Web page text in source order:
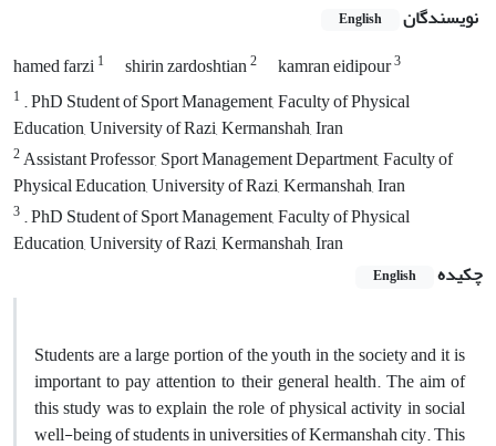
نویسندگان English
hamed farzi1 shirin zardoshtian2 kamran eidipour3
1 . PhD Student of Sport Management, Faculty of Physical
Education, University of Razi, Kermanshah, Iran
2Assistant Professor, Sport Management Department, Faculty of
Physical Education, University of Razi, Kermanshah, Iran
3. PhD Student of Sport Management, Faculty of Physical
Education, University of Razi, Kermanshah, Iran
چکیده
English
Students are a large portion of the youth in the society and it is
important to pay attention to their general health. The aim of
this study was to explain the role of physical activity in social
well-being of students in universities of Kermanshah city. This